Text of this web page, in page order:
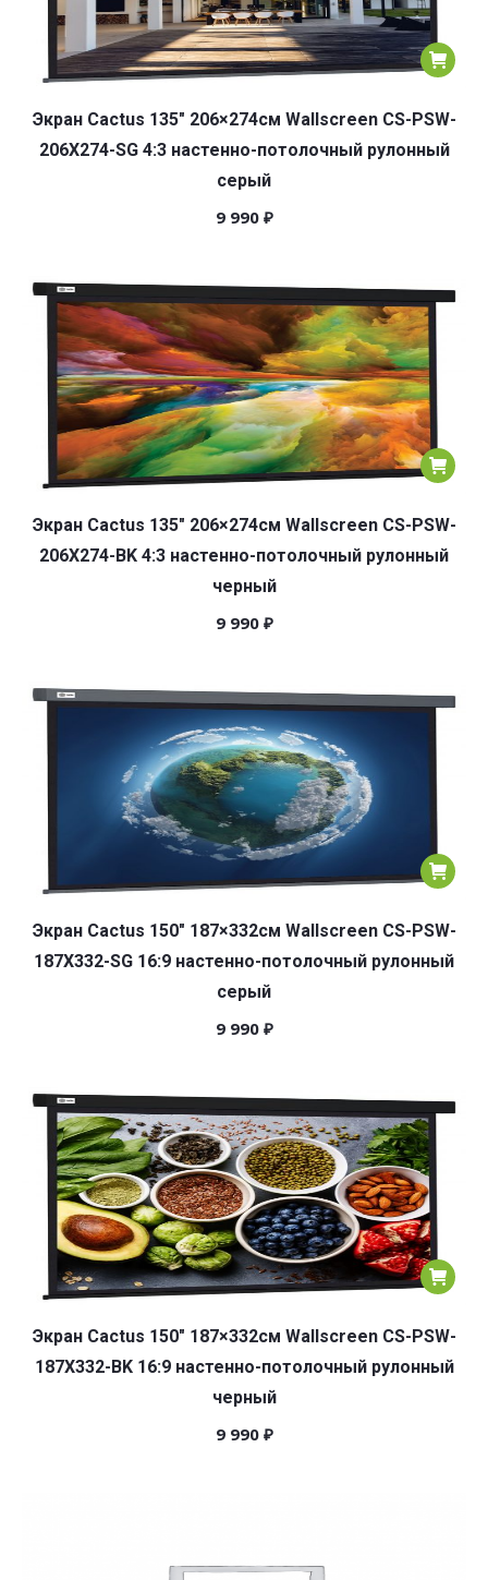
Экран Cactus 135″ 206×274см Wallscreen CS-PSW-
206X274-SG 4:3 настенно-потолочный рулонный
серый
9 990 ₽
Экран Cactus 135″ 206×274см Wallscreen CS-PSW-
206X274-BK 4:3 настенно-потолочный рулонный
черный
9 990 ₽
Экран Cactus 150″ 187×332см Wallscreen CS-PSW-
187X332-SG 16:9 настенно-потолочный рулонный
серый
9 990 ₽
Экран Cactus 150″ 187×332см Wallscreen CS-PSW-
187X332-BK 16:9 настенно-потолочный рулонный
черный
9 990 ₽